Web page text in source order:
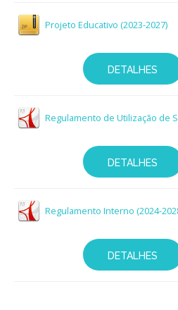
Projeto Educativo (2023-2027)
DETALHES
Regulamento de Utilização de
DETALHES
Regulamento Interno (2024-
DETALHES